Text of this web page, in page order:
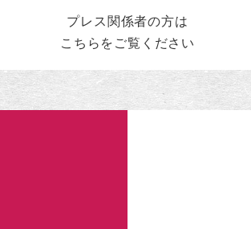
ー
プレス関係者の方は
こちらをご覧ください